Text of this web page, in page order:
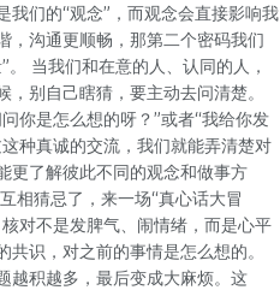
我们的“观念”，而观念会直接影响我
，沟通更顺畅，那第二个密码我们
当我们和在意的人、认同的人，
别自己瞎猜，要主动去问清楚。
你是怎么想的呀？”或者“我给你发
种真诚的交流，我们就能弄清楚对
更了解彼此不同的观念和做事方
相猜忌了，来一场“真心话大冒
对不是发脾气、闹情绪，而是心平
识，对之前的事情是怎么想的。
越积越多，最后变成大麻烦。这